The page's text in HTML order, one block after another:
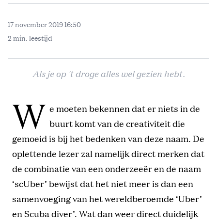
17 november 2019 16:50
2 min. leestijd
Als je op 't droge alles wel gezien hebt.
W e moeten bekennen dat er niets in de
buurt komt van de creativiteit die
gemoeid is bij het bedenken van deze naam. De
oplettende lezer zal namelijk direct merken dat
de combinatie van een onderzeeër en de naam
‘scUber’ bewijst dat het niet meer is dan een
samenvoeging van het wereldberoemde ‘Uber’
en Scuba diver’. Wat dan weer direct duidelijk